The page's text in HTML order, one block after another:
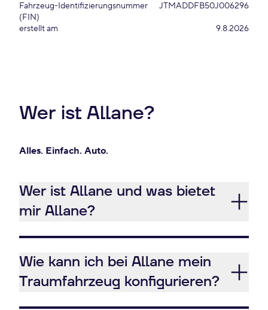
Fahrzeug-Identifizierungsnummer
(FIN)
JTMADDFB50J006296
erstellt am 9.8.2026
Wer ist Allane?
Alles. Einfach. Auto.
Wer ist Allane und was bietet
mir Allane?
Wie kann ich bei Allane mein
Traumfahrzeug konfigurieren?